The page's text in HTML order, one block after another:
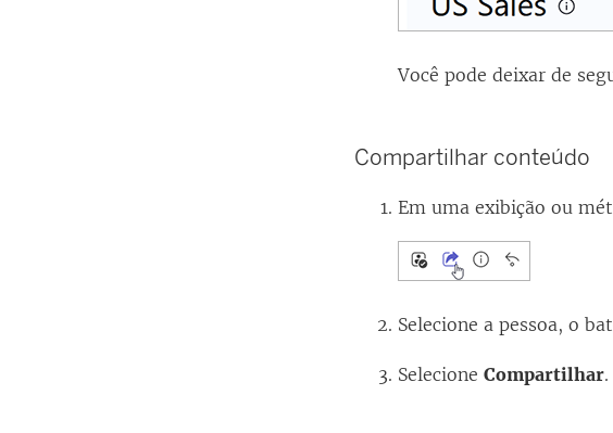
Você pode deixar de
Compartilhar conteúdo
Em uma exibição ou
Selecione a pessoa, o
SelecioneCompartilhar.